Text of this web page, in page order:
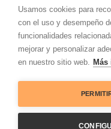
© Copyright
Usamos cookies para
con el uso y desempeño
funcionalidades
mejorar y personalizar
en nuestro sitio web.